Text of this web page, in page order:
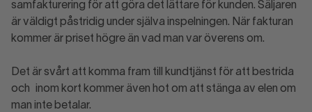
samfakturering för att göra det lättare för kunden. Säljaren
är väldigt påstridig under själva inspelningen. När fakturan
kommer är priset högre än vad man var överens om.
Det är svårt att komma fram till kundtjänst för att bestrida
och inom kort kommer även hot om att stänga av elen om
man inte betalar.